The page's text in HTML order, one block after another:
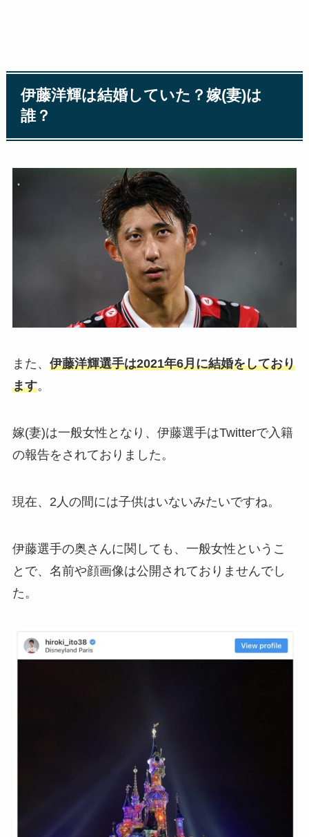
伊藤洋輝は結婚していた？嫁(妻)は
誰？
また、 伊藤洋輝選手は2021年6月に結婚をしており
ます。
嫁(妻)は一般女性となり、伊藤選手はTwitterで入籍
の報告をされておりました。
現在、2人の間には子供はいないみたいですね。
伊藤選手の奥さんに関しても、一般女性というこ
とで、名前や顔画像は公開されておりませんでし
た。